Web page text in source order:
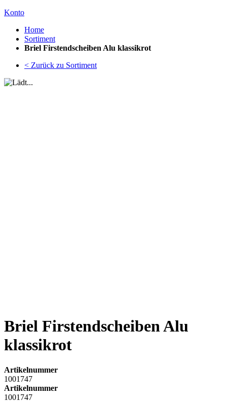
Konto
Home
Sortiment
Briel Firstendscheiben Alu klassikrot
< Zurück zu Sortiment
Briel Firstendscheiben Alu
klassikrot
Artikelnummer
1001747
Artikelnummer
1001747